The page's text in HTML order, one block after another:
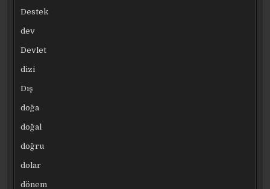
Destek
dev
Devlet
dizi
Dış
doğa
doğal
doğru
dolar
dönem